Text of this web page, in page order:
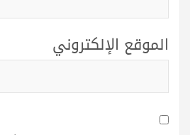
الموقع الإلكتروني